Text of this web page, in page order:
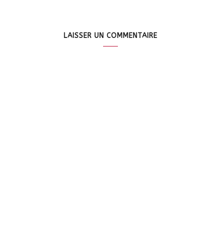
LAISSER UN COMMENTAIRE